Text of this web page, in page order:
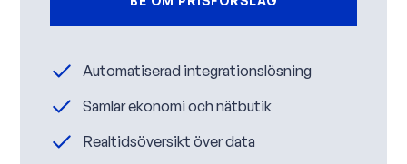
Automatiserad integrationslösning
Samlar ekonomi och nätbutik
Realtidsöversikt över data